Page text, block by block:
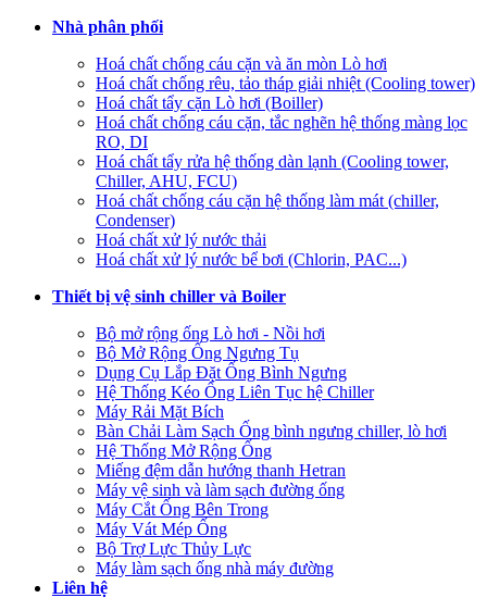
Nhà phân phối
Hoá chất chống cáu cặn và ăn mòn Lò hơi
Hoá chất chống rêu, tảo tháp giải nhiệt (Cooling tower)
Hoá chất tẩy cặn Lò hơi (Boiller)
Hoá chất chống cáu cặn, tắc nghẽn hệ thống màng lọc
RO, DI
Hoá chất tẩy rửa hệ thống dàn lạnh (Cooling tower,
Chiller, AHU, FCU)
Hoá chất chống cáu cặn hệ thống làm mát (chiller,
Condenser)
Hoá chất xử lý nước thải
Hoá chất xử lý nước bể bơi (Chlorin, PAC...)
Thiết bị vệ sinh chiller và Boiler
Bộ mở rộng ống Lò hơi - Nồi hơi
Bộ Mở Rộng Ống Ngưng Tụ
Dụng Cụ Lắp Đặt Ống Bình Ngưng
Hệ Thống Kéo Ống Liên Tục hệ Chiller
Máy Rải Mặt Bích
Bàn Chải Làm Sạch Ống bình ngưng chiller, lò hơi
Hệ Thống Mở Rộng Ống
Miếng đệm dẫn hướng thanh Hetran
Máy vệ sinh và làm sạch đường ống
Máy Cắt Ống Bên Trong
Máy Vát Mép Ống
Bộ Trợ Lực Thủy Lực
Máy làm sạch ống nhà máy đường
Liên hệ